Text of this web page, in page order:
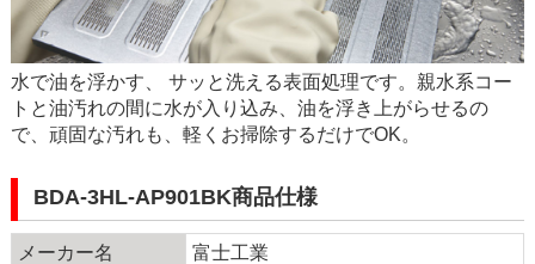
水で油を浮かす、 サッと洗える表面処理です。親水系コー
トと油汚れの間に水が入り込み、油を浮き上がらせるの
で、頑固な汚れも、軽くお掃除するだけでOK。
BDA-3HL-AP901BK商品仕様
メーカー名
富士工業